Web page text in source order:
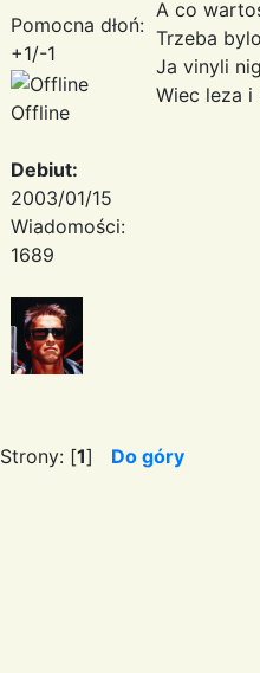
Pomocna dłoń:
+1/-1
Offline
Debiut:
2003/01/15
Wiadomości:
1689
A co
Trzeba
Ja vinyli
Wiec leza i
Strony: [1] Do góry